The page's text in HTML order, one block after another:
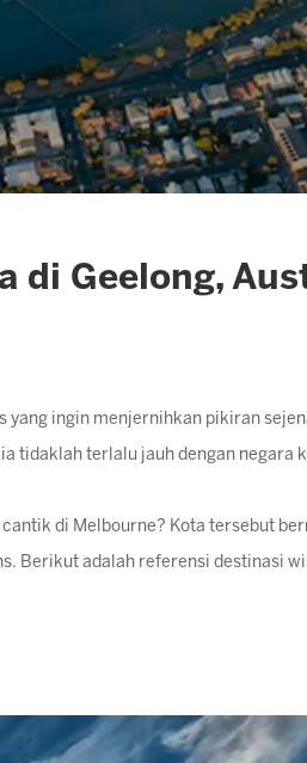
di Geelong,
ingin menjernihkan pikiran
tidaklah terlalu jauh dengan negara
di Melbourne? Kota tersebut
Berikut adalah referensi destinasi